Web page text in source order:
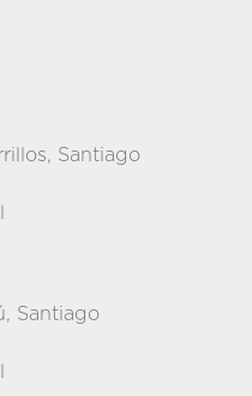
Santiago
Santiago